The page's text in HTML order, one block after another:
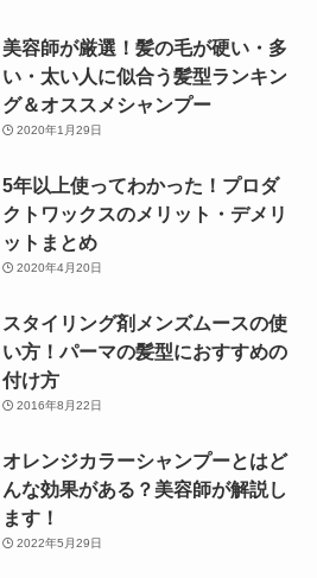
美容師が厳選！髪の毛が硬い・多
い・太い人に似合う髪型ランキン
グ＆オススメシャンプー
2020年1月29日
5年以上使ってわかった！プロダ
クトワックスのメリット・デメリ
ットまとめ
2020年4月20日
スタイリング剤メンズムースの使
い方！パーマの髪型におすすめの
付け方
2016年8月22日
オレンジカラーシャンプーとはど
んな効果がある？美容師が解説し
ます！
2022年5月29日